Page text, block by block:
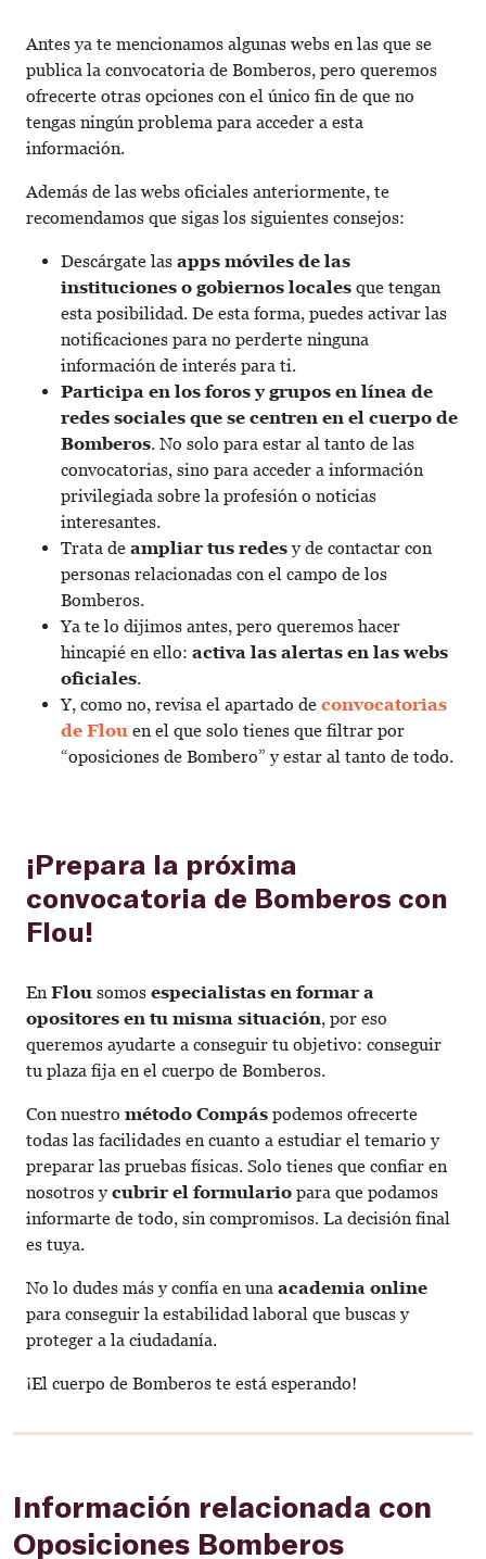
Antes ya te mencionamos algunas webs en las que se
publica la convocatoria de Bomberos, pero queremos
ofrecerte otras opciones con el único fin de que no
tengas ningún problema para acceder a esta
información.
Además de las webs oficiales anteriormente, te
recomendamos que sigas los siguientes consejos:
Descárgate las apps móviles de las
instituciones o gobiernos locales que tengan
esta posibilidad. De esta forma, puedes activar las
notificaciones para no perderte ninguna
información de interés para ti.
Participa en los foros y grupos en línea de
redes sociales que se centren en el cuerpo de
Bomberos. No solo para estar al tanto de las
convocatorias, sino para acceder a información
privilegiada sobre la profesión o noticias
interesantes.
Trata de ampliar tus redesy de contactar con
personas relacionadas con el campo de los
Bomberos.
Ya te lo dijimos antes, pero queremos hacer
hincapié en ello: activa las alertas en las webs
oficiales.
Y, como no, revisa el apartado de convocatorias
de Flou en el que solo tienes que filtrar por
“oposiciones de Bombero” y estar al tanto de todo.
¡Prepara la próxima
convocatoria de Bomberos con
Flou!
En Flou somos especialistas en formar a
opositores en tu misma situación, por eso
queremos ayudarte a conseguir tu objetivo: conseguir
tu plaza fija en el cuerpo de Bomberos.
Con nuestro método Compás podemos ofrecerte
todas las facilidades en cuanto a estudiar el temario y
preparar las pruebas físicas. Solo tienes que confiar en
nosotros y cubrir el formulario para que podamos
informarte de todo, sin compromisos. La decisión final
es tuya.
No lo dudes más y confía en una academia online
para conseguir la estabilidad laboral que buscas y
proteger a la ciudadanía.
¡El cuerpo de Bomberos te está esperando!
Información relacionada con
Oposiciones Bomberos